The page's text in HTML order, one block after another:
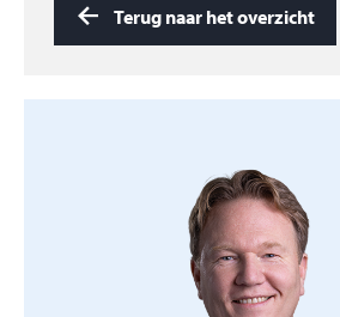
Terug naar het overzicht